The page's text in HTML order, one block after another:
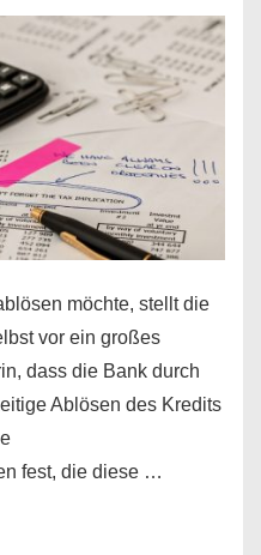
möchte, stellt die
vor ein großes
dass die Bank durch
Ablösen des Kredits
fest, die diese …